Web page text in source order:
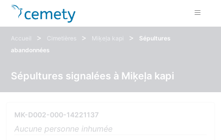
Accueil > Cimetières > Miķeļa kapi >
Sépultures
abandonnées
Sépultures signalées à Miķeļa kapi
MK-D002-000-14221137
Aucune personne inhumée